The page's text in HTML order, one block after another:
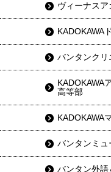
ヴィーナス
KADOKAWA
バンタンク
KADOKAWA
高等部
KADOKAWA
バンタンミ
バンタン外